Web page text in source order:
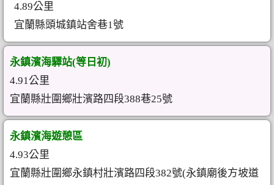
4.89公里
宜蘭縣頭城鎮站舍巷1號
永鎮濱海驛站(等日初)
4.91公里
宜蘭縣壯圍鄉壯濱路四段388巷25號
永鎮濱海遊憩區
4.93公里
宜蘭縣壯圍鄉永鎮村壯濱路四段382號(永鎮廟後方坡道